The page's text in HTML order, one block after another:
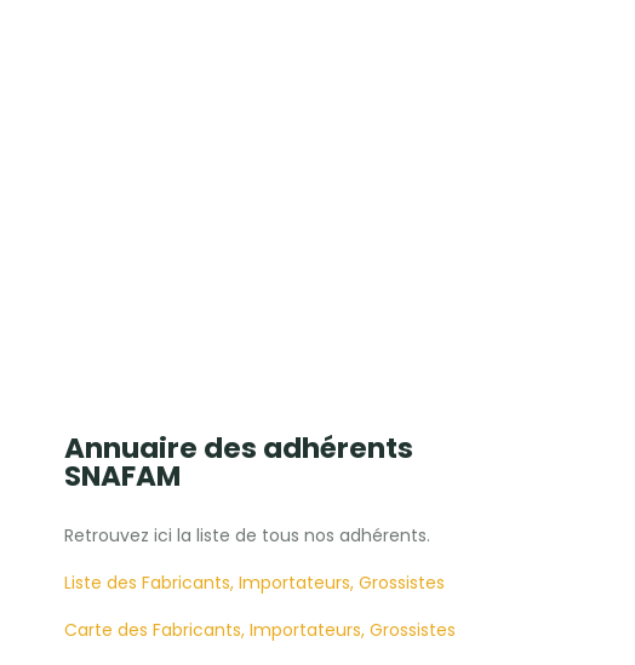
Annuaire des adhérents
SNAFAM
Retrouvez ici la liste de tous nos adhérents.
Liste des Fabricants, Importateurs, Grossistes
Carte des Fabricants, Importateurs, Grossistes